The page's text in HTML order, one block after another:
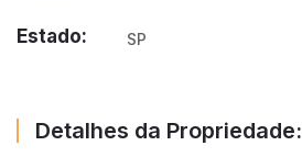
Estado: SP
Detalhes da Propriedade: